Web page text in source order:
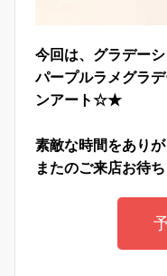
今回は、グラデー
パープルラメグラ
ンアート☆★
素敵な時間をあり
またのご来店お待ち